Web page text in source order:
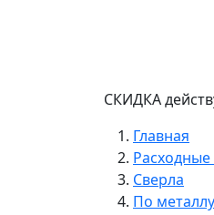
СКИДКА
Главная
Сверла
По металлу